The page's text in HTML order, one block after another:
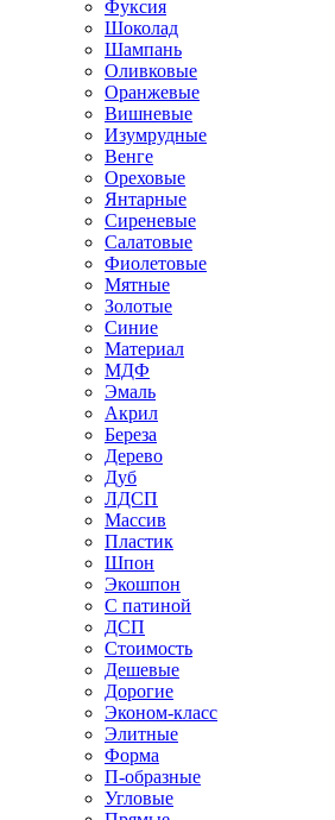
Фуксия
Шоколад
Шампань
Оливковые
Оранжевые
Вишневые
Изумрудные
Венге
Ореховые
Янтарные
Сиреневые
Салатовые
Фиолетовые
Мятные
Золотые
Синие
Материал
МДФ
Эмаль
Акрил
Береза
Дерево
Дуб
ЛДСП
Массив
Пластик
Шпон
Экошпон
С патиной
ДСП
Стоимость
Дешевые
Дорогие
Эконом-класс
Элитные
Форма
П-образные
Угловые